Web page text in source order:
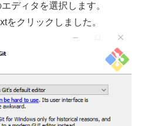
ディタを選択します。
をクリックしました。